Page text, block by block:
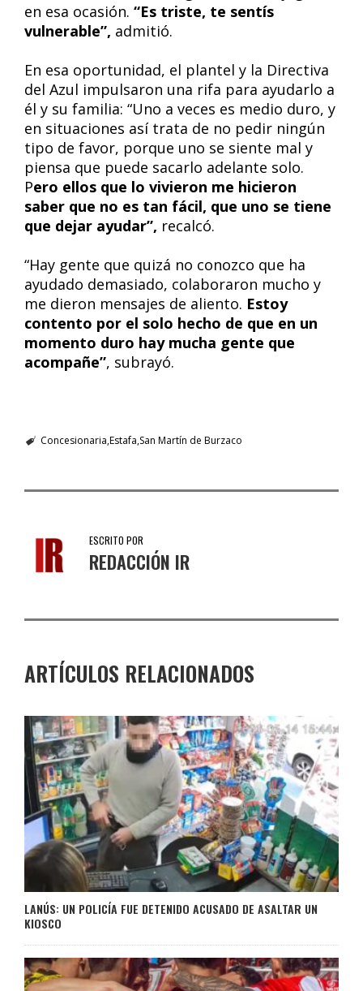
en esa ocasión. “Es triste, te sentís
vulnerable”, admitió.
En esa oportunidad, el plantel y la Directiva
del Azul impulsaron una rifa para ayudarlo a
él y su familia: “Uno a veces es medio duro, y
en situaciones así trata de no pedir ningún
tipo de favor, porque uno se siente mal y
piensa que puede sacarlo adelante solo.
Pero ellos que lo vivieron me hicieron
saber que no es tan fácil, que uno se tiene
que dejar ayudar”, recalcó.
“Hay gente que quizá no conozco que ha
ayudado demasiado, colaboraron mucho y
me dieron mensajes de aliento. Estoy
contento por el solo hecho de que en un
momento duro hay mucha gente que
acompañe”, subrayó.
Concesionaria Estafa San Martín de Burzaco
ESCRITO POR
REDACCIÓN IR
ARTÍCULOS RELACIONADOS
LANÚS: UN POLICÍA FUE DETENIDO ACUSADO DE ASALTAR UN
KIOSCO